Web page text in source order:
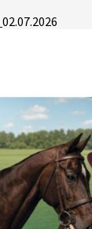
02.07.2026